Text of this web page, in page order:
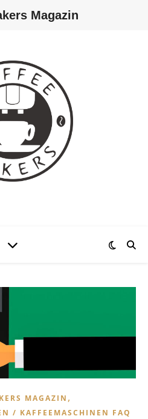
MAGAZIN ,
/ KAFFEEMASCHINEN FAQ
Magazin